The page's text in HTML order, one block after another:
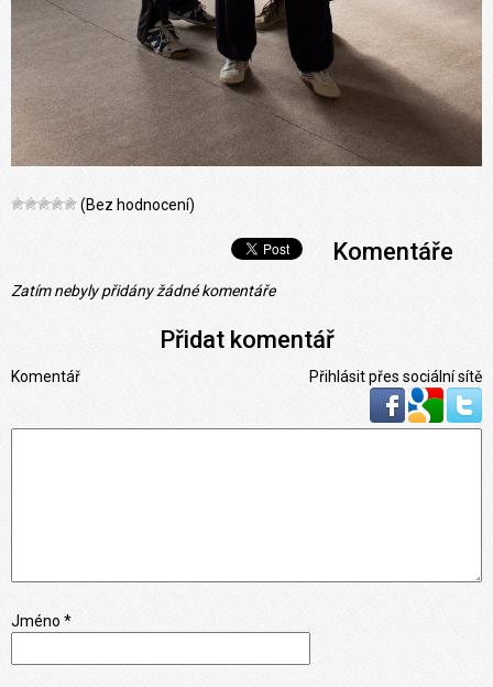
(Bez hodnocení)
Komentáře
Zatím nebyly přidány žádné komentáře
Přidat komentář
Přihlásit přes sociální sítě
Komentář
Jméno *